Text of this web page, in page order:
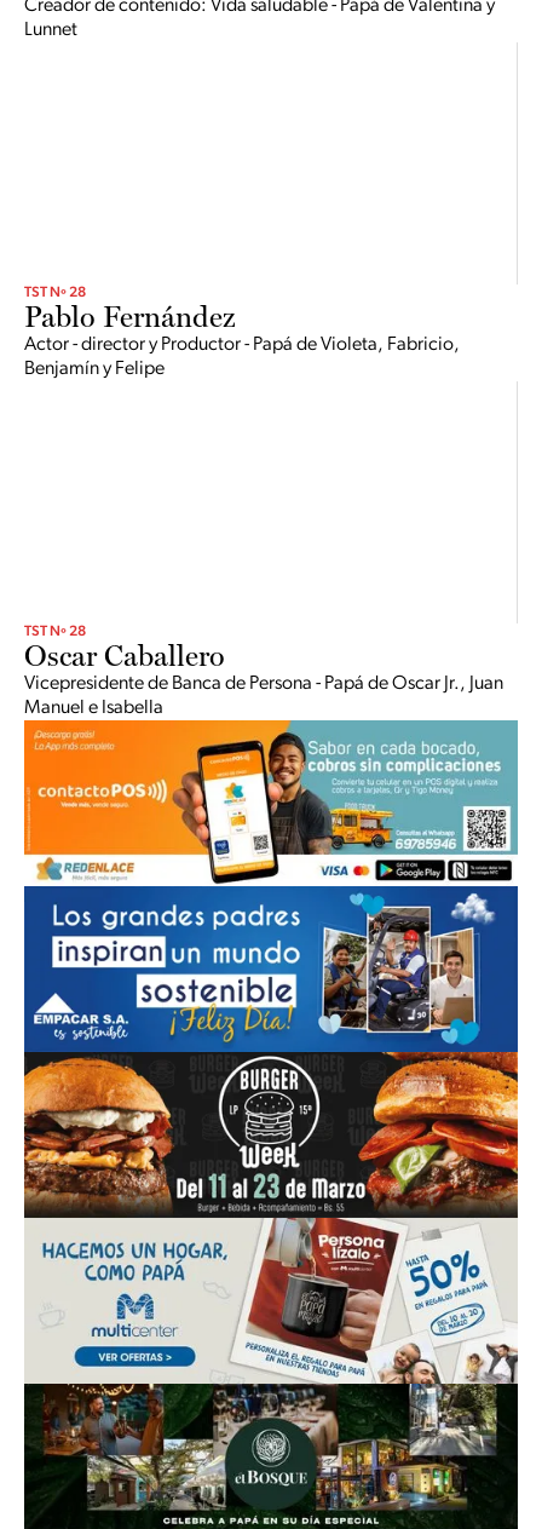
Creador de contenido: Vida saludable - Papá de Valentina y
Lunnet
TST Nº 28
Pablo Fernández
Actor - director y Productor - Papá de Violeta, Fabricio,
Benjamín y Felipe
TST Nº 28
Oscar Caballero
Vicepresidente de Banca de Persona - Papá de Oscar Jr., Juan
Manuel e Isabella